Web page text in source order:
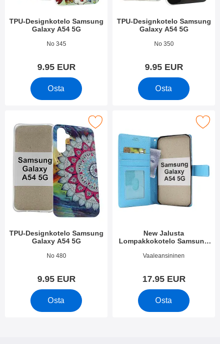
TPU-Designkotelo Samsung
Galaxy A54 5G
Tuote.nro 47968
No 345
9.95 EUR
Osta
TPU-Designkotelo Samsung
Galaxy A54 5G
Tuote.nro 47967
No 350
9.95 EUR
Osta
TPU-Designkotelo Samsung
Galaxy A54 5G
Tuote.nro 47966
No 480
9.95 EUR
Osta
tPU-Designkotelo Samsung Galaxy A54 5G suosikiksi
New Jalusta
Lompakkokotelo Samsung
Tuote.nro 48015
Vaaleansininen
17.95 EUR
Osta
Merkitse new Jalusta Lompakkokotelo